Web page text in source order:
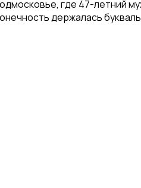
где 47-летний
держалась